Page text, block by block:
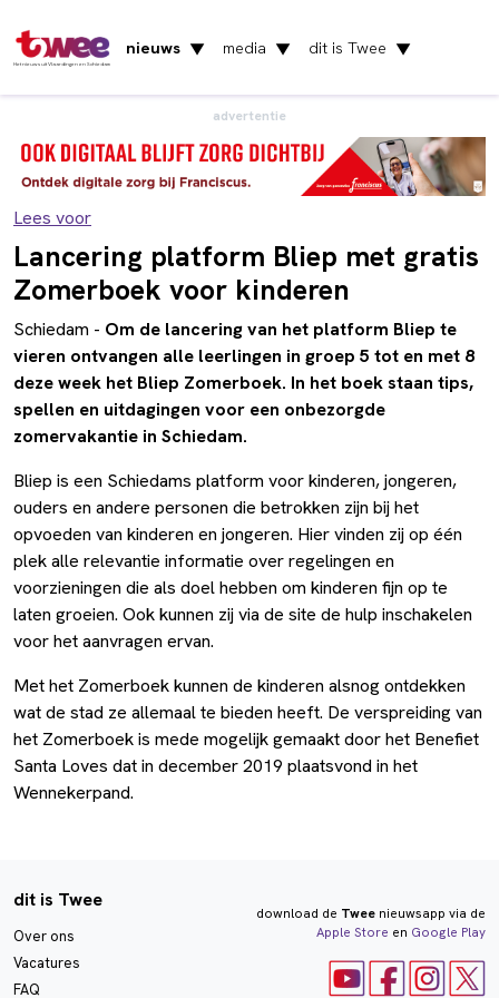
Het nieuws uit Vlaardingen en Schiedam
nieuws ▼ media ▼ dit is Twee ▼
advertentie
Lees voor
Lancering platform Bliep met gratis
Zomerboek voor kinderen
Schiedam - Om de lancering van het platform Bliep te
vieren ontvangen alle leerlingen in groep 5 tot en met 8
deze week het Bliep Zomerboek. In het boek staan tips,
spellen en uitdagingen voor een onbezorgde
zomervakantie in Schiedam.
Bliep is een Schiedams platform voor kinderen, jongeren,
ouders en andere personen die betrokken zijn bij het
opvoeden van kinderen en jongeren. Hier vinden zij op één
plek alle relevantie informatie over regelingen en
voorzieningen die als doel hebben om kinderen fijn op te
laten groeien. Ook kunnen zij via de site de hulp inschakelen
voor het aanvragen ervan.
Met het Zomerboek kunnen de kinderen alsnog ontdekken
wat de stad ze allemaal te bieden heeft. De verspreiding van
het Zomerboek is mede mogelijk gemaakt door het Benefiet
Santa Loves dat in december 2019 plaatsvond in het
Wennekerpand.
dit is Twee
Over ons
Vacatures
FAQ
download de Tweenieuwsapp via de
Apple Store en Google Play